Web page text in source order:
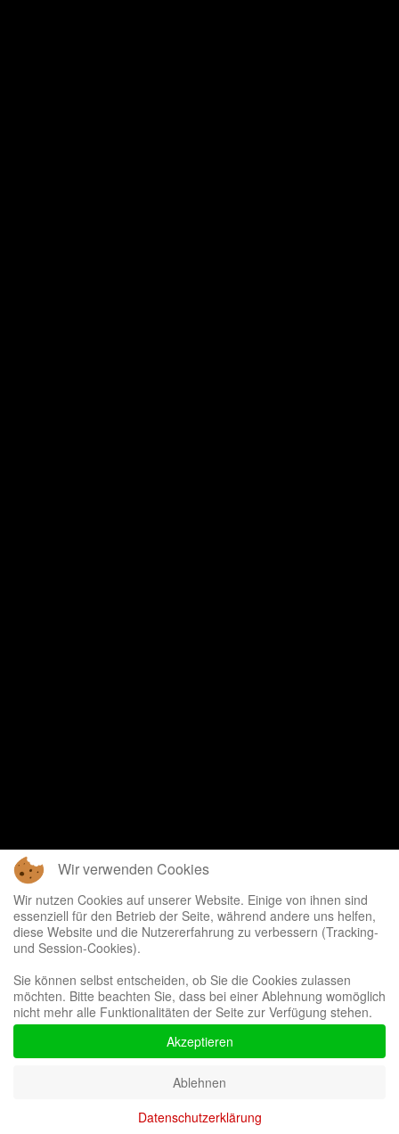
Wir verwenden Cookies
Wir nutzen Cookies auf unserer Website. Einige von ihnen sind
essenziell für den Betrieb der Seite, während andere uns helfen,
diese Website und die Nutzererfahrung zu verbessern (Tracking-
und Session-Cookies).
Sie können selbst entscheiden, ob Sie die Cookies zulassen
möchten. Bitte beachten Sie, dass bei einer Ablehnung womöglich
nicht mehr alle Funktionalitäten der Seite zur Verfügung stehen.
Akzeptieren
Ablehnen
Datenschutzerklärung